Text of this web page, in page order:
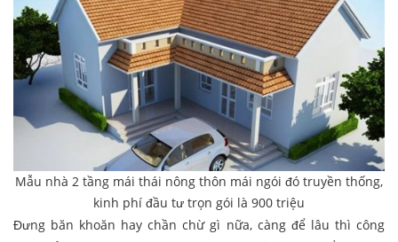
Mẫu nhà 2 tầng mái thái nông thôn mái ngói đó truyền thống,
kinh phí đầu tư trọn gói là 900 triệu
Đưng băn khoăn hay chần chừ gì nữa, càng để lâu thì công